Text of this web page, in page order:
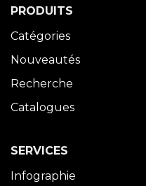
PRODUITS
Catégories
Nouveautés
Recherche
Catalogues
SERVICES
Infographie